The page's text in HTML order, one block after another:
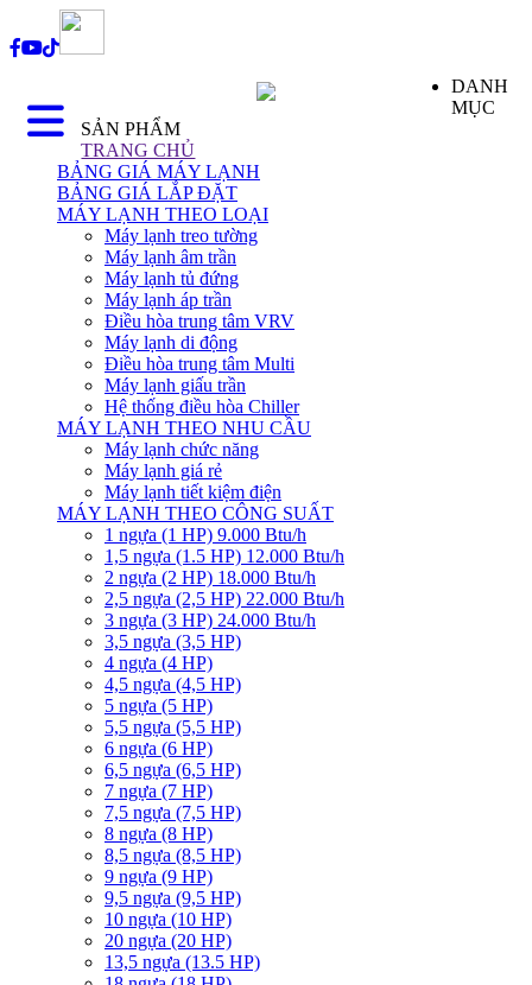
DANH
MỤC
SẢN PHẨM
TRANG CHỦ
BẢNG GIÁ MÁY LẠNH
BẢNG GIÁ LẮP ĐẶT
MÁY LẠNH THEO LOẠI
Máy lạnh treo tường
Máy lạnh âm trần
Máy lạnh tủ đứng
Máy lạnh áp trần
Điều hòa trung tâm VRV
Máy lạnh di động
Điều hòa trung tâm Multi
Máy lạnh giấu trần
Hệ thống điều hòa Chiller
MÁY LẠNH THEO NHU CẦU
Máy lạnh chức năng
Máy lạnh giá rẻ
Máy lạnh tiết kiệm điện
MÁY LẠNH THEO CÔNG SUẤT
1 ngựa (1 HP) 9.000 Btu/h
1,5 ngựa (1.5 HP) 12.000 Btu/h
2 ngựa (2 HP) 18.000 Btu/h
2,5 ngựa (2,5 HP) 22.000 Btu/h
3 ngựa (3 HP) 24.000 Btu/h
3,5 ngựa (3,5 HP)
4 ngựa (4 HP)
4,5 ngựa (4,5 HP)
5 ngựa (5 HP)
5,5 ngựa (5,5 HP)
6 ngựa (6 HP)
6,5 ngựa (6,5 HP)
7 ngựa (7 HP)
7,5 ngựa (7,5 HP)
8 ngựa (8 HP)
8,5 ngựa (8,5 HP)
9 ngựa (9 HP)
9,5 ngựa (9,5 HP)
10 ngựa (10 HP)
20 ngựa (20 HP)
13,5 ngựa (13.5 HP)